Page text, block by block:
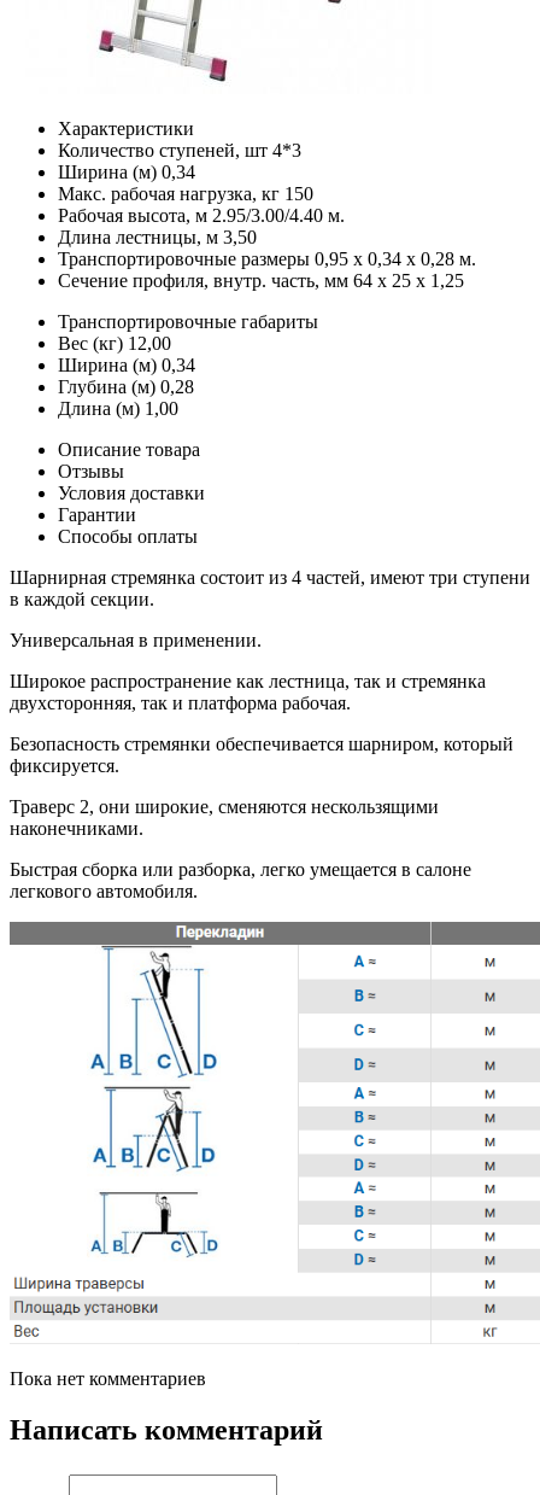
Характеристики
Количество ступеней, шт 4*3
Ширина (м) 0,34
Макс. рабочая нагрузка, кг 150
Рабочая высота, м 2.95/3.00/4.40 м.
Длина лестницы, м 3,50
Транспортировочные размеры 0,95 х 0,34 х 0,28 м.
Сечение профиля, внутр. часть, мм 64 х 25 х 1,25
Транспортировочные габариты
Вес (кг) 12,00
Ширина (м) 0,34
Глубина (м) 0,28
Длина (м) 1,00
Описание товара
Отзывы
Условия доставки
Гарантии
Способы оплаты
Шарнирная стремянка состоит из 4 частей, имеют три ступени
в каждой секции.
Универсальная в применении.
Широкое распространение как лестница, так и стремянка
двухсторонняя, так и платформа рабочая.
Безопасность стремянки обеспечивается шарниром, который
фиксируется.
Траверс 2, они широкие, сменяются нескользящими
наконечниками.
Быстрая сборка или разборка, легко умещается в салоне
легкового автомобиля.
Пока нет комментариев
Написать комментарий